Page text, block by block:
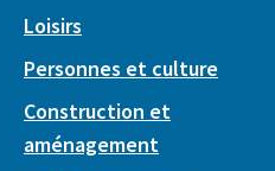
Loisirs
Personnes et culture
Construction et
aménagement